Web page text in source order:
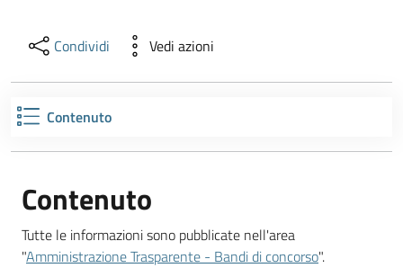
Condividi Vedi azioni
Contenuto
Contenuto
Tutte le informazioni sono pubblicate nell'area
"Amministrazione Trasparente - Bandi di concorso".